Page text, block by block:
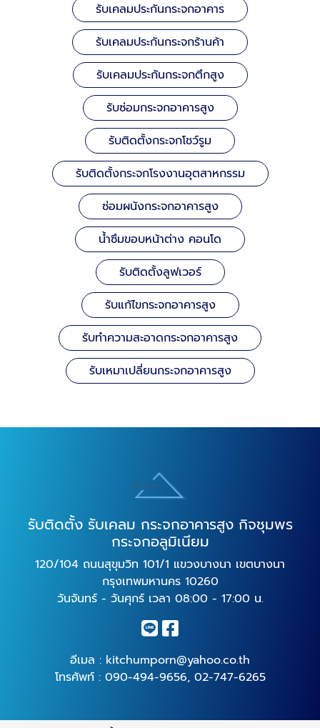
รับเคลมประกันกระจกอาคาร
รับเคลมประกันกระจกร้านค้า
รับเคลมประกันกระจกตึกสูง
รับซ่อมกระจกอาคารสูง
รับติดตั้งกระจกโชว์รูม
รับติดตั้งกระจกโรงงานอุตสาหกรรม
ซ่อมผนังกระจกอาคารสูง
น้ำซึมขอบหน้าต่าง คอนโด
รับติดตั้งลูฟเวอร์
รับแก้ไขกระจกอาคารสูง
รับทำความสะอาดกระจกอาคารสูง
รับเหมาเปลี่ยนกระจกอาคารสูง
รับติดตั้ง รับเคลม กระจกอาคารสูง กิจชุมพร
กระจกอลูมิเนียม
120/104 ถนนสุขุมวิท 101/1 แขวงบางนา เขตบางนา
กรุงเทพมหานคร 10260
วันจันทร์ - วันศุกร์ เวลา 08:00 - 17:00 น.
อีเมล : kitchumporn@yahoo.co.th
โทรศัพท์ : 090-494-9656, 02-747-6265